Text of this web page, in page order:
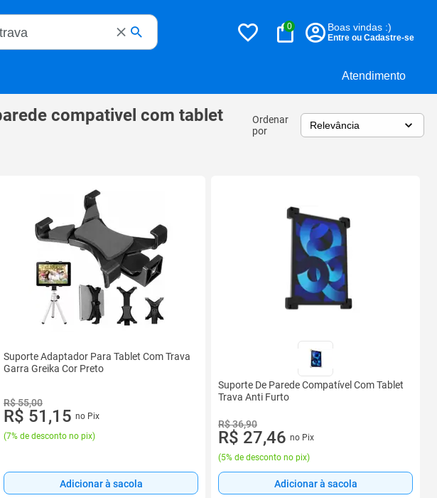
Atendimento
0 Boas vindas :)
Entre ou Cadastre-se
compativel com tablet
Ordenar
por
Suporte Adaptador Para Tablet Com Trava
Garra Greika Cor Preto
R$ 55,00
R$ 51,15 no Pix
(7% de desconto no pix)
Adicionar à sacola
Suporte De Parede Compatível Com Tablet
Trava Anti Furto
R$ 36,90
R$ 27,46 no Pix
(5% de desconto no pix)
Adicionar à sacola